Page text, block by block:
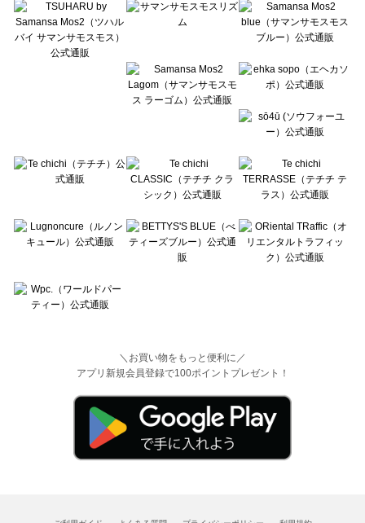
Lugnoncure（ルノンキュール）のワンピース一覧
BETTY'S BLUE（べティーズブルー）のワンピース一覧
Wpc.（ワールドパーティー）のワンピース一覧
＼お買い物をもっと便利に／
アプリ新規会員登録で100ポイントプレゼント！